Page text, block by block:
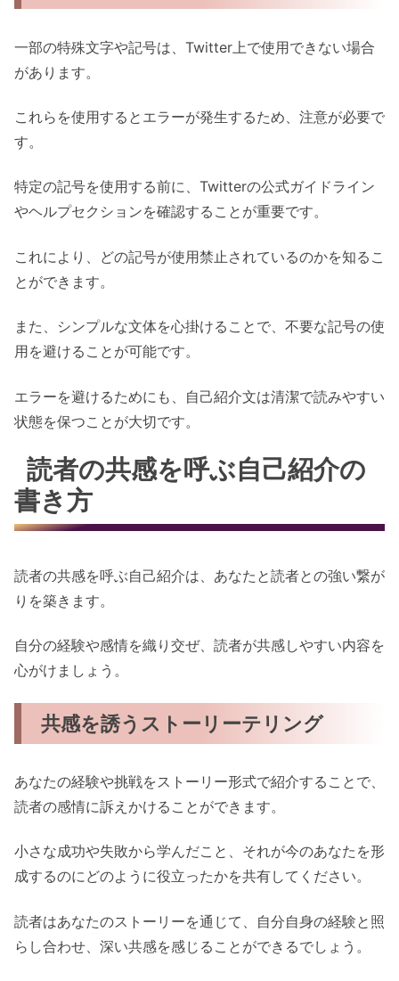
一部の特殊文字や記号は、Twitter上で使用できない場合
があります。
これらを使用するとエラーが発生するため、注意が必要で
す。
特定の記号を使用する前に、Twitterの公式ガイドライン
やヘルプセクションを確認することが重要です。
これにより、どの記号が使用禁止されているのかを知るこ
とができます。
また、シンプルな文体を心掛けることで、不要な記号の使
用を避けることが可能です。
エラーを避けるためにも、自己紹介文は清潔で読みやすい
状態を保つことが大切です。
読者の共感を呼ぶ自己紹介の
書き方
読者の共感を呼ぶ自己紹介は、あなたと読者との強い繋が
りを築きます。
自分の経験や感情を織り交ぜ、読者が共感しやすい内容を
心がけましょう。
共感を誘うストーリーテリング
あなたの経験や挑戦をストーリー形式で紹介することで、
読者の感情に訴えかけることができます。
小さな成功や失敗から学んだこと、それが今のあなたを形
成するのにどのように役立ったかを共有してください。
読者はあなたのストーリーを通じて、自分自身の経験と照
らし合わせ、深い共感を感じることができるでしょう。